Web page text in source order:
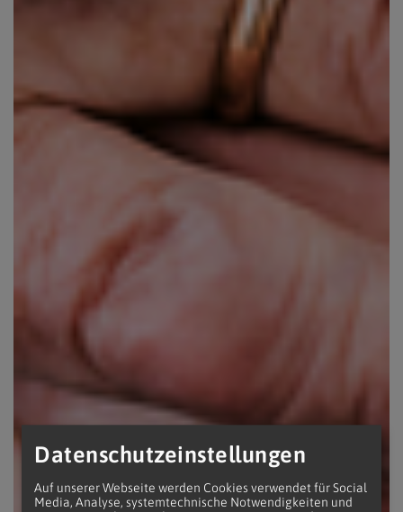
Datenschutzeinstellungen
Auf unserer Webseite werden Cookies verwendet für Social
Media, Analyse, systemtechnische Notwendigkeiten und